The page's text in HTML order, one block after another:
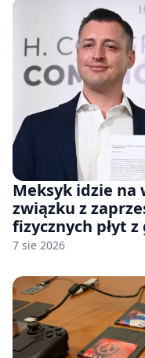
Meksyk idzie na
związku z
fizycznych płyt
7 sie 2026